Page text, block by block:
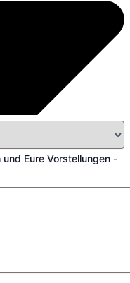
Eure Vorstellungen -